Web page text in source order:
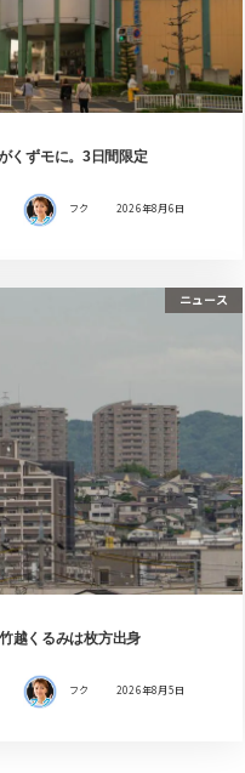
くずモに。3日間限定
フク 2026年8月6日
ニュース
越くるみは枚方出身
フク 2026年8月5日